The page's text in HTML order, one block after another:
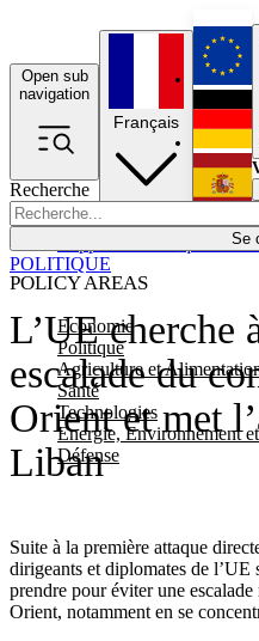
Open sub
navigation
Recherche
Se
POLICY AREAS
Economie
Politique
Agriculture et
Santé
Technologies
Energie, Environnement
Défense
Français
L’UE cherche
escalade du
Orient et met
Liban
Suite à la première attaque
dirigeants et diplomates de l’UE
prendre pour éviter une
Orient, notamment en se
POLITIQUE